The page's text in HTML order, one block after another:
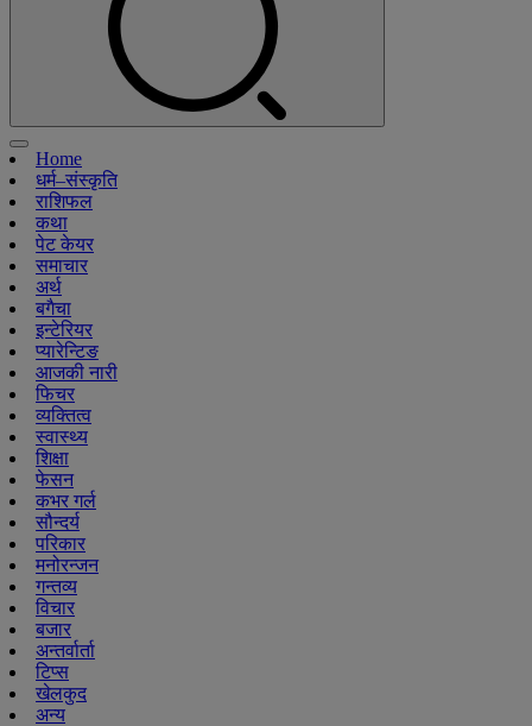
Home
धर्म–संस्कृति
राशिफल
कथा
पेट केयर
समाचार
अर्थ
बगैचा
इन्टेरियर
प्यारेन्टिङ
आजकी नारी
फिचर
व्यक्तित्व
स्वास्थ्य
शिक्षा
फेसन
कभर गर्ल
सौन्दर्य
परिकार
मनोरन्जन
गन्तव्य
विचार
बजार
अन्तर्वार्ता
टिप्स
खेलकुद
अन्य